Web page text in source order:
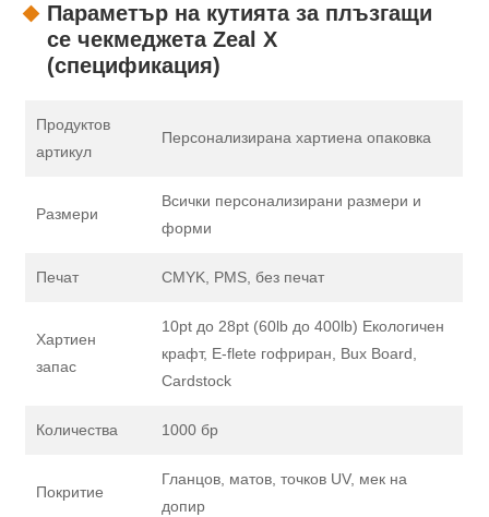
Параметър на кутията за плъзгащи
се чекмеджета Zeal X
(спецификация)
Продуктов
артикул
Персонализирана хартиена опаковка
Размери
Всички персонализирани размери и
форми
Печат CMYK, PMS, без печат
Хартиен
запас
10pt до 28pt (60lb до 400lb) Екологичен
крафт, E-flete гофриран, Bux Board,
Cardstock
Количества 1000 бр
Покритие
Гланцов, матов, точков UV, мек на
допир